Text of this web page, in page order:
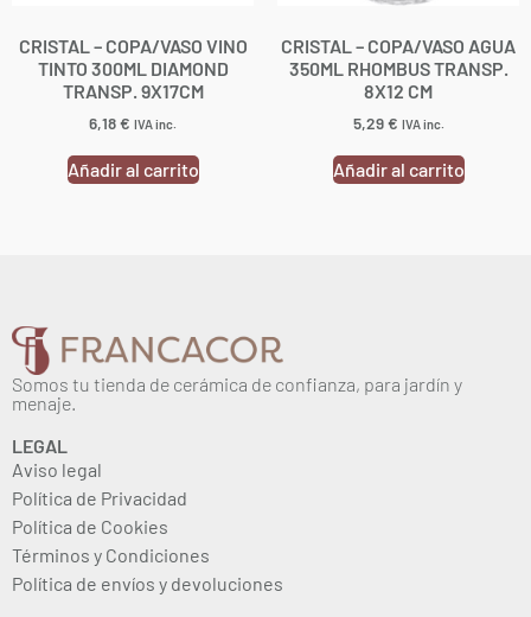
CRISTAL – COPA/VASO VINO
TINTO 300ML DIAMOND
TRANSP. 9X17CM
6,18€ IVA inc.
Añadir al carrito
CRISTAL – COPA/VASO AGUA
350ML RHOMBUS TRANSP.
8X12 CM
5,29€ IVA inc.
Añadir al carrito
Somos tu tienda de cerámica de confianza, para jardín y
menaje.
LEGAL
Aviso legal
Política de Privacidad
Política de Cookies
Términos y Condiciones
Política de envíos y devoluciones